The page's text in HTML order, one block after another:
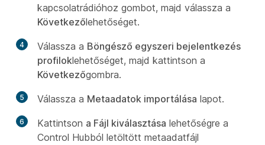
kapcsolatrádióhoz gombot, majd válassza a
Következőlehetőséget.
4 Válassza a Böngésző egyszeri bejelentkezés
profiloklehetőséget, majd kattintson a
Következőgombra.
5 Válassza a Metaadatok importálása lapot.
6 Kattintson a Fájl kiválasztása lehetőségre a
Control Hubból letöltött metaadatfájl